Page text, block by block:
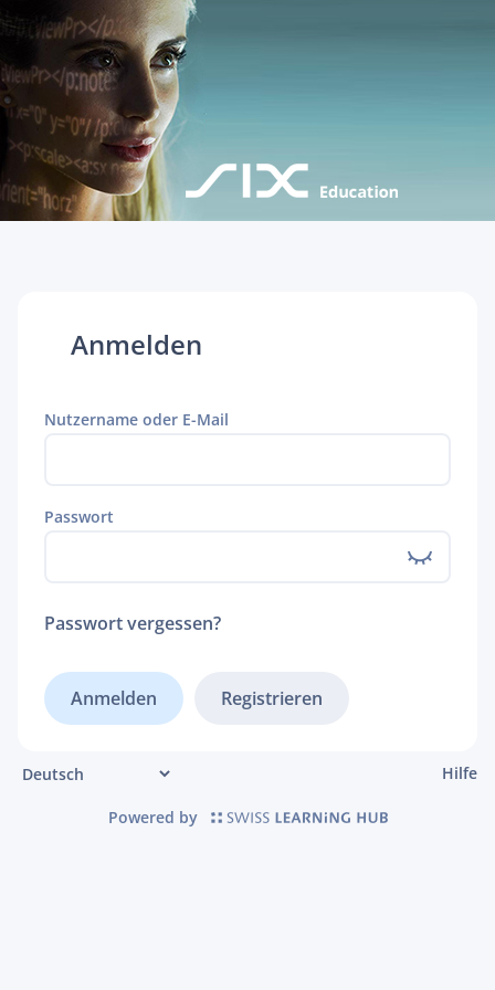
Anmelden
Nutzername oder E-Mail
Passwort
Passwort vergessen?
Registrieren
Hilfe
Powered by